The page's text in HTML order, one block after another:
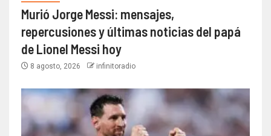
Murió Jorge Messi: mensajes,
repercusiones y últimas noticias del papá
de Lionel Messi hoy
8 agosto, 2026 infinitoradio